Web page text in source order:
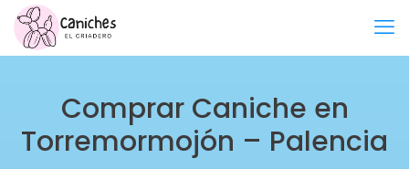
Comprar Caniche en
Torremormojón – Palencia